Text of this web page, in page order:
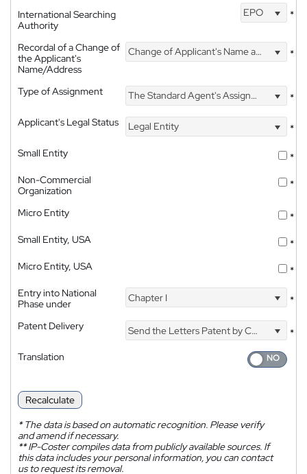
International Searching
Authority
EPO *
Recordal of a Change of
the Applicant's
Name/Address
Change of Applicant's Name and Address *
Type of Assignment The Standard Agent's Assignment
*
Applicant's Legal Status
Legal Entity
*
Small Entity
*
Non-Commercial
Organization
*
Micro Entity
*
Small Entity, USA
*
Micro Entity, USA
*
Entry into National
Phase under
Chapter I *
Patent Delivery Send the Letters Patent by Courier
*
Translation
Recalculate
*The data is based on automatic recognition. Please verify
and amend if necessary.
**IP-Coster compiles data from publicly available sources. If
this data includes your personal information, you can contact
us to request its removal.